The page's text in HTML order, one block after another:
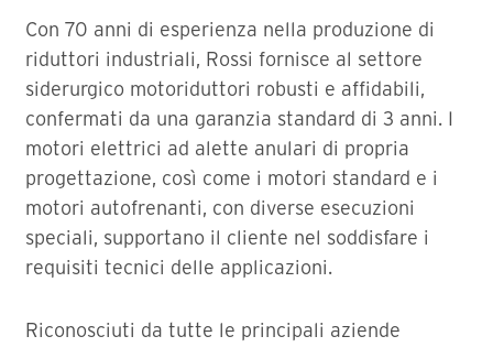
Con 70 anni di esperienza nella produzione di
riduttori industriali, Rossi fornisce al settore
siderurgico motoriduttori robusti e affidabili,
confermati da una garanzia standard di 3 anni. I
motori elettrici ad alette anulari di propria
progettazione, così come i motori standard e i
motori autofrenanti, con diverse esecuzioni
speciali, supportano il cliente nel soddisfare i
requisiti tecnici delle applicazioni.
Riconosciuti da tutte le principali aziende